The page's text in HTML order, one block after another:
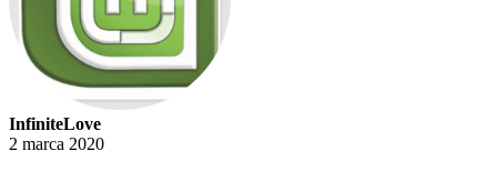
InfiniteLove
2 marca 2020